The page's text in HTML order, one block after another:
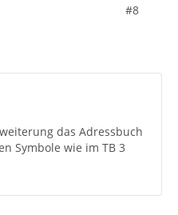
#8
das Adressbuch
Symbole wie im TB 3